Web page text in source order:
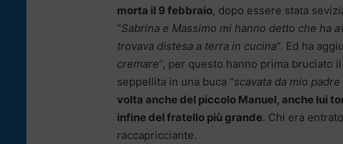
morta il 9 febbraio, dopo essere stata
“Sabrina e Massimo mi hanno detto che ha
trovava distesa a terra in cucina“. Ed ha
cremare“, per questo hanno prima bruciato
seppellita in una buca “scavata da mio padre
volta anche del piccolo Manuel, anche lui
infine del fratello più grande. Chi era
raccapricciante.